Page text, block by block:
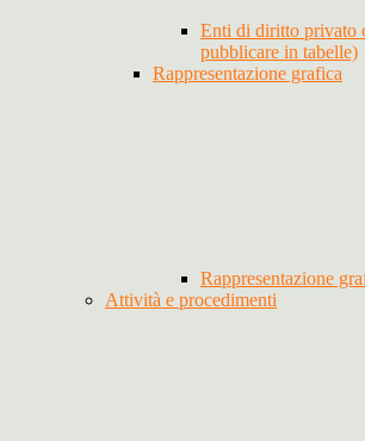
Enti di diritto privato
pubblicare in tabelle)
Rappresentazione grafica
Rappresentazione
Attività e procedimenti